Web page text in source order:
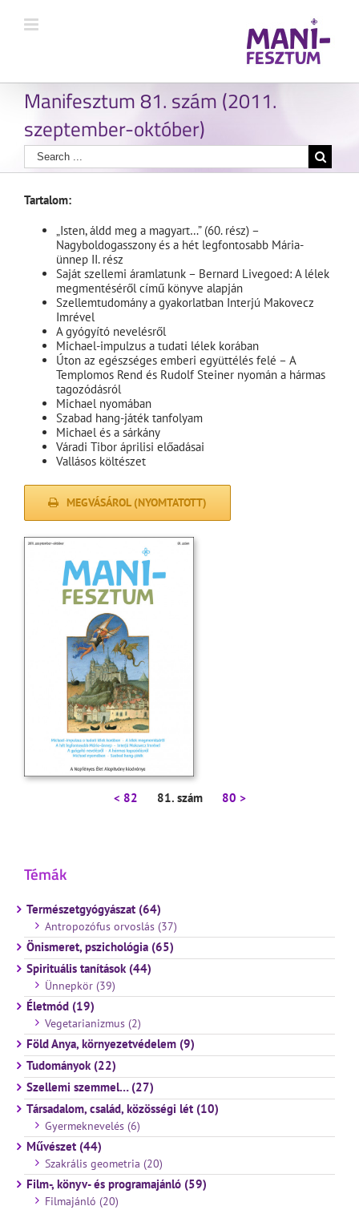
Manifesztum 81. szám (2011.
szeptember-október)
Tartalom:
„Isten, áldd meg a magyart…” (60. rész) –
Nagyboldogasszony és a hét legfontosabb Mária-
ünnep II. rész
Saját szellemi áramlatunk – Bernard Livegoed: A lélek
megmentéséről című könyve alapján
Szellemtudomány a gyakorlatban Interjú Makovecz
Imrével
A gyógyító nevelésről
Michael-impulzus a tudati lélek korában
Úton az egészséges emberi együttélés felé – A
Templomos Rend és Rudolf Steiner nyomán a hármas
tagozódásról
Michael nyomában
Szabad hang-játék tanfolyam
Michael és a sárkány
Váradi Tibor áprilisi előadásai
Vallásos költészet
MEGVÁSÁROL (NYOMTATOTT)
< 82 81. szám 80 >
Témák
Természetgyógyászat (64)
Antropozófus orvoslás (37)
Önismeret, pszichológia (65)
Spirituális tanítások (44)
Ünnepkör (39)
Életmód (19)
Vegetarianizmus (2)
Föld Anya, környezetvédelem (9)
Tudományok (22)
Szellemi szemmel… (27)
Társadalom, család, közösségi lét (10)
Gyermeknevelés (6)
Művészet (44)
Szakrális geometria (20)
Film-, könyv- és programajánló (59)
Filmajánló (20)